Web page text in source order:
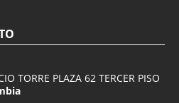
TORRE PLAZA 62 TERCER PISO